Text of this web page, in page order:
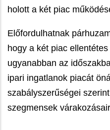
holott a két piac
Előfordulhatnak
hogy a két piac
ugyanabban az
ipari ingatlanok piacát
szabályszerűségei
szegmensek